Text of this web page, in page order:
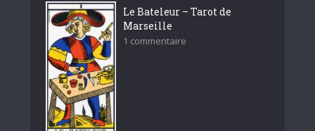
Le Bateleur – Tarot de
Marseille
1 commentaire